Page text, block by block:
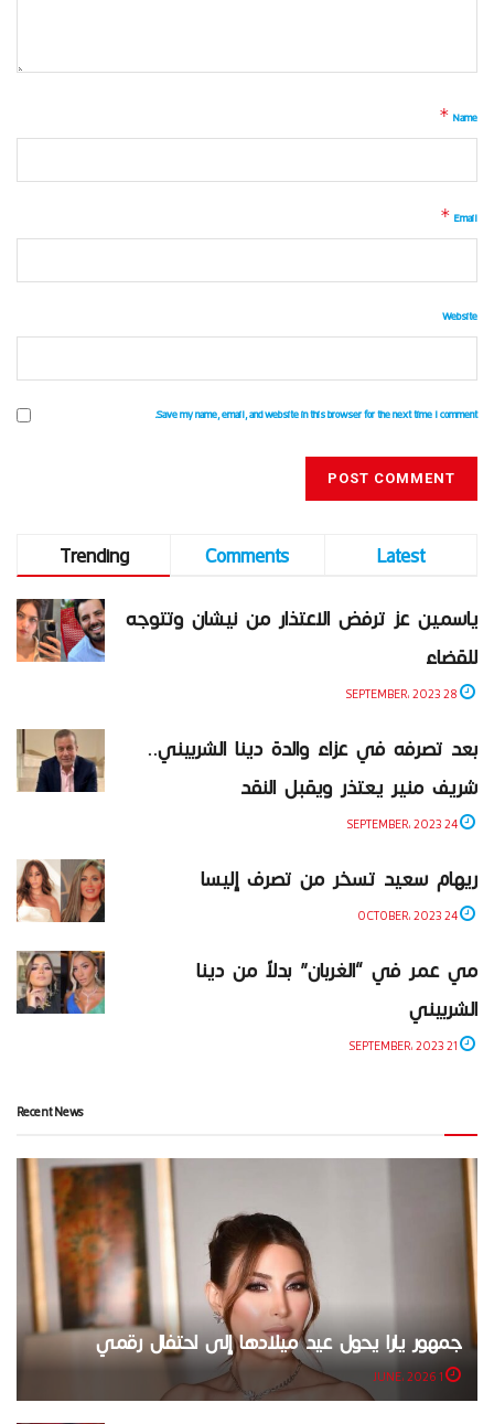
Name
*
Email
*
Website
Save my name, email, and website in this browser for the next time I comment.
Trending Comments
Latest
ياسمين عز ترفض الاعتذار من نيشان وتتوجه
للقضاء
بعد تصرفه في عزاء والدة دينا الشربيني..
شريف منير يعتذر ويقبل النقد
ريهام سعيد تسخر من تصرف إليسا
مي عمر في “الغربان” بدلاً من دينا
الشربيني
Recent News
جمهور يارا يحول عيد ميلادها إلى احتفال رقمي